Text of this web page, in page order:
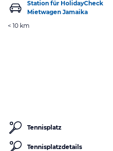
Station für HolidayCheck
Mietwagen Jamaika
< 10 km
Tennisplatz
Tennisplatzdetails